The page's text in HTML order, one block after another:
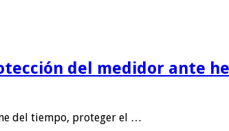
del medidor ante
del tiempo, proteger el …